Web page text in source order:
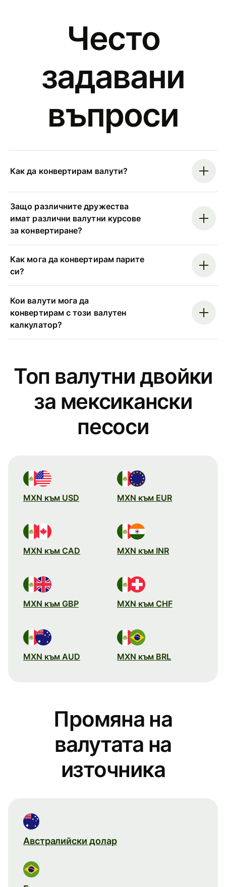
Често
задавани
въпроси
Как да конвертирам валути?
Защо различните дружества
имат различни валутни курсове
за конвертиране?
Как мога да конвертирам парите
си?
Кои валути мога да
конвертирам с този валутен
калкулатор?
Топ валутни двойки
за мексикански
песоси
MXN към USD MXN към EUR
MXN към CAD MXN към INR
MXN към GBP MXN към CHF
MXN към AUD MXN към BRL
Промяна на
валутата на
източника
Австралийски долар